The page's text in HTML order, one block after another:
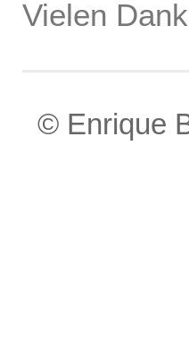
Vielen
© Enrique